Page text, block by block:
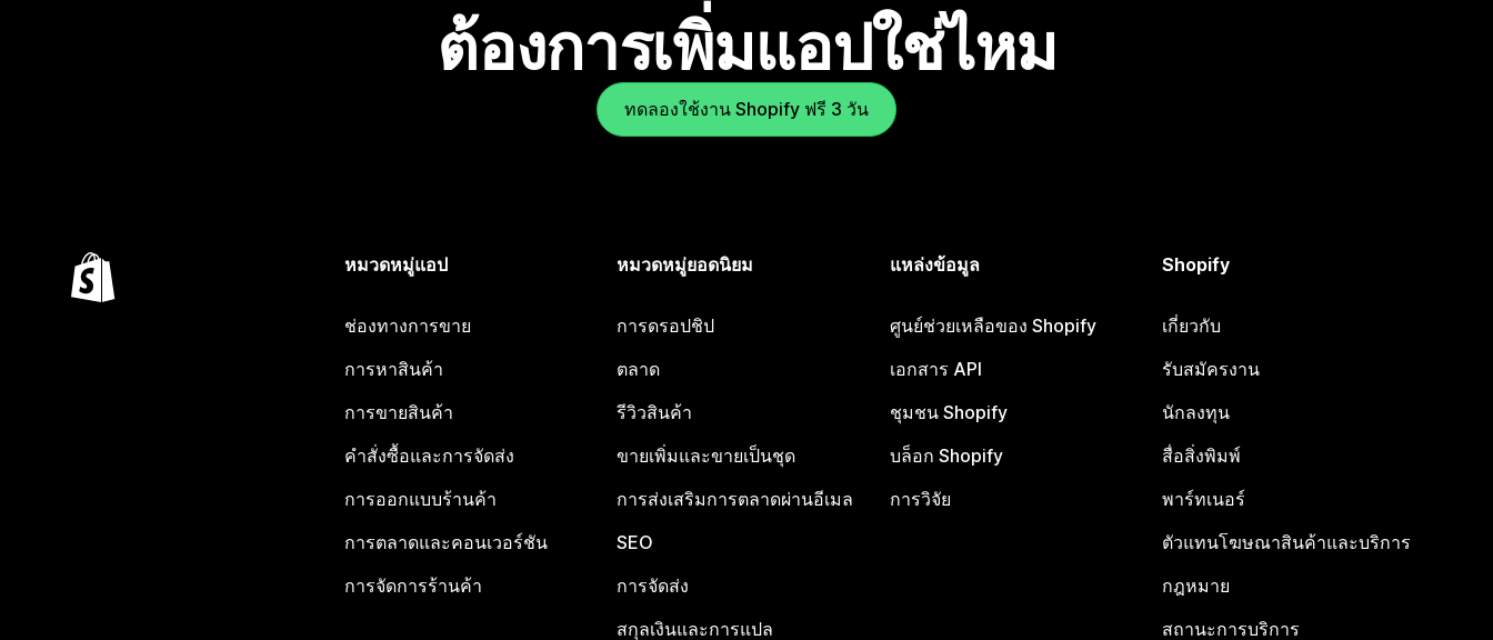
ต้องการเพิ่มแอปใช่ไหม
ทดลองใช้งาน Shopify ฟรี 3 วัน
หมวดหมู่แอป
ช่องทางการขาย
การหาสินค้า
การขายสินค้า
คำสั่งซื้อและการจัดส่ง
การออกแบบร้านค้า
การตลาดและคอนเวอร์ชัน
การจัดการร้านค้า
หมวดหมู่ยอดนิยม
การดรอปชิป
ตลาด
รีวิวสินค้า
ขายเพิ่มและขายเป็นชุด
การส่งเสริมการตลาดผ่านอีเมล
SEO
การจัดส่ง
สกุลเงินและการแปล
แหล่งข้อมูล
ศูนย์ช่วยเหลือของ Shopify
เอกสาร API
ชุมชน Shopify
บล็อก Shopify
การวิจัย
Shopify
เกี่ยวกับ
รับสมัครงาน
นักลงทุน
สื่อสิ่งพิมพ์
พาร์ทเนอร์
ตัวแทนโฆษณาสินค้าและบริการ
กฎหมาย
สถานะการบริการ